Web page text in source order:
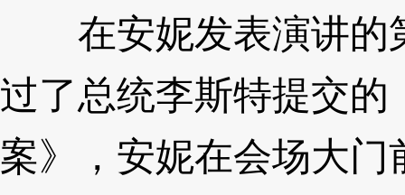
在安妮发表演讲的
过了总统李斯特提交的
案》，安妮在会场大